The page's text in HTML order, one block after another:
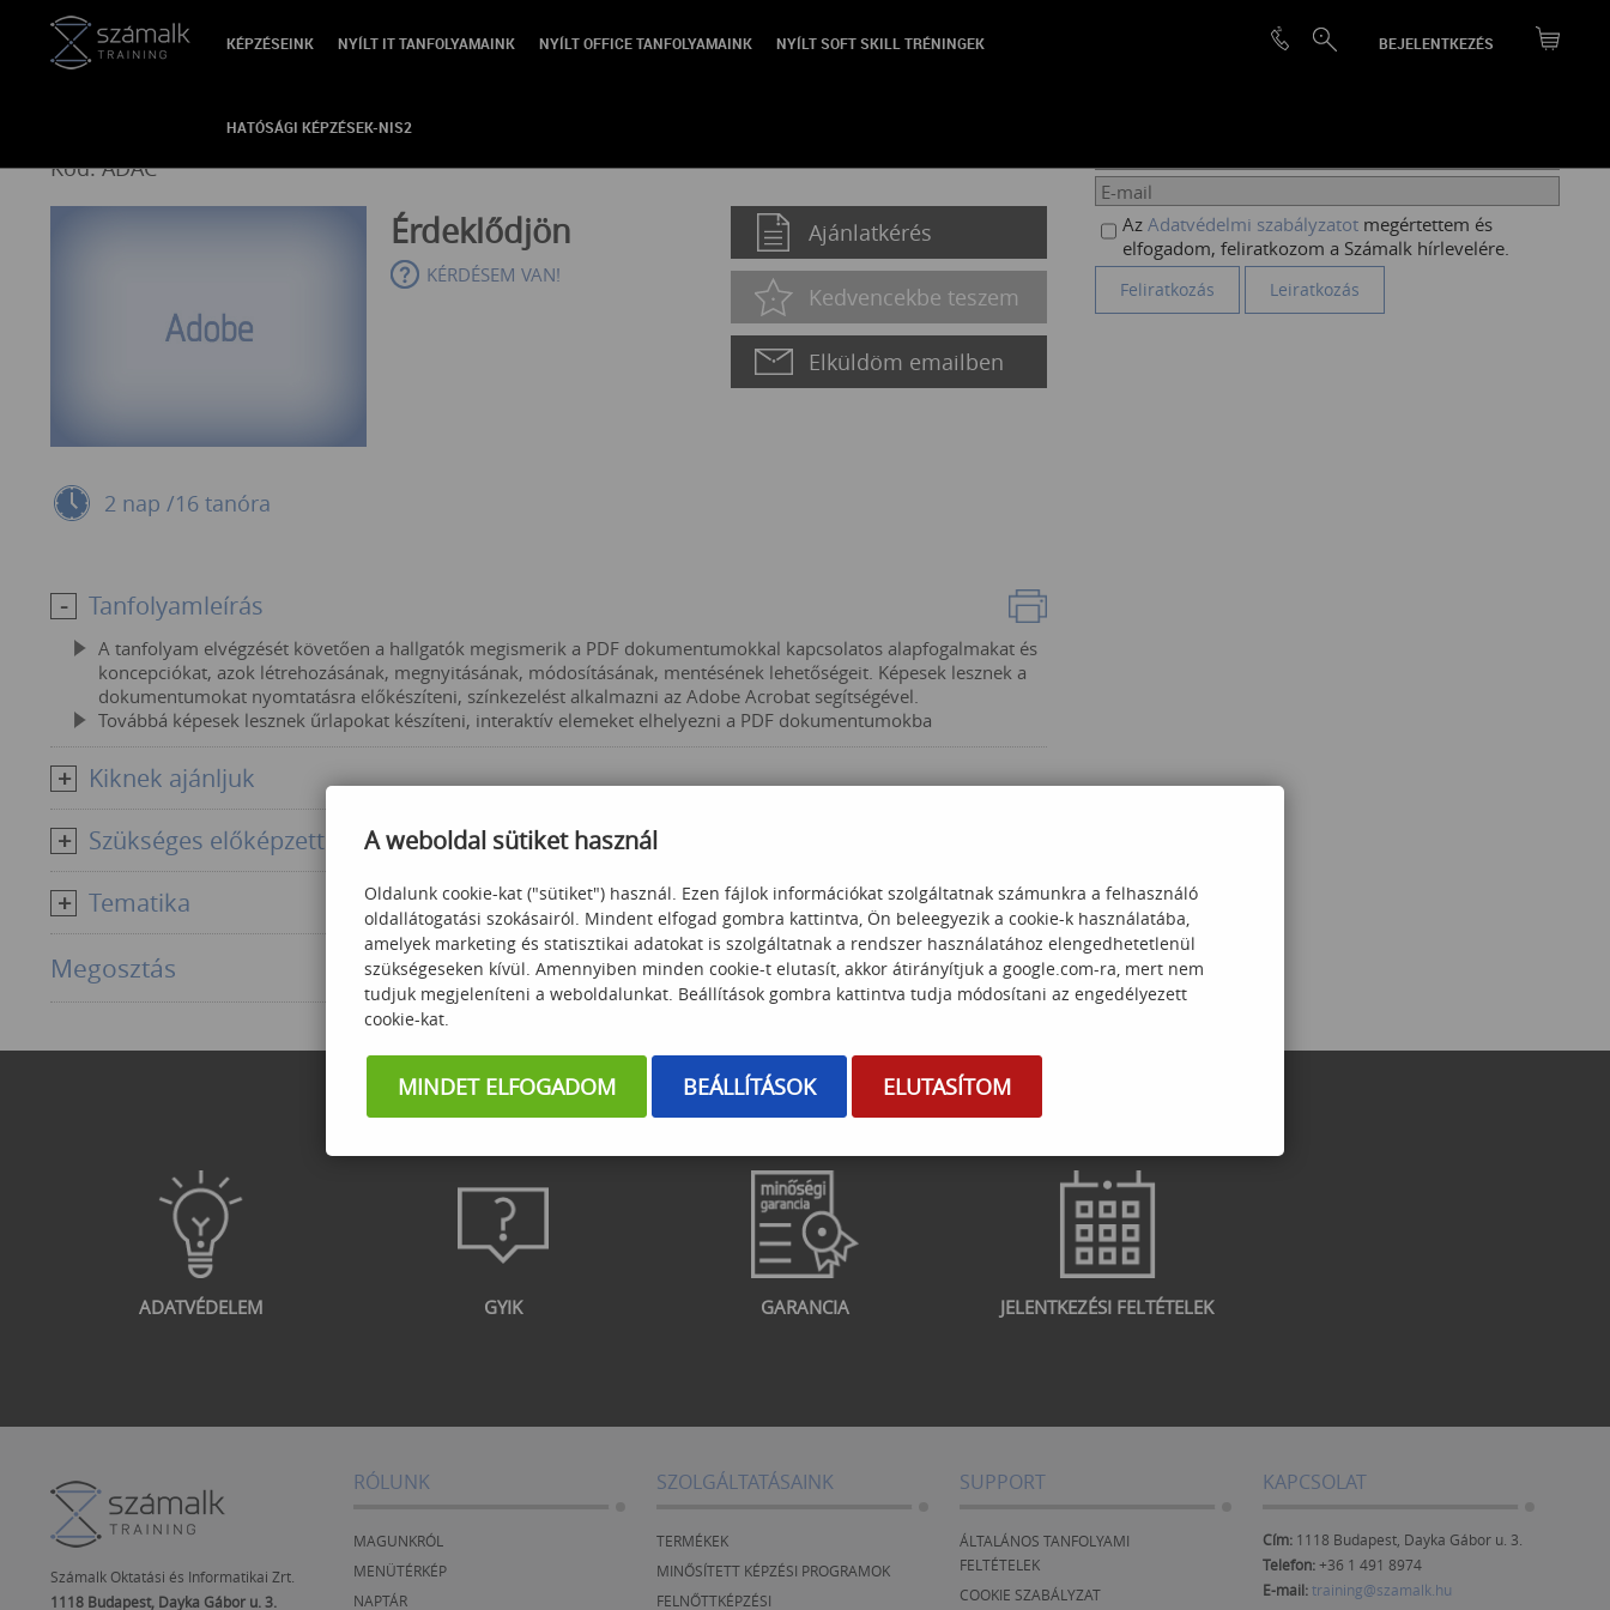
BEJELENTKEZÉS
KÉPZÉSEINK NYÍLT IT TANFOLYAMAINK NYÍLT OFFICE TANFOLYAMAINK NYÍLT SOFT SKILL TRÉNINGEK
HATÓSÁGI KÉPZÉSEK-NIS2
VISSZA
Adobe Acrobat felhasználóknak
Kód: ADAC
2 nap /16 tanóra
Érdeklődjön
KÉRDÉSEM VAN!
Ajánlatkérés
Kedvencekbe teszem
Elküldöm emailben
Tanfolyamleírás
A tanfolyam elvégzését követően a hallgatók megismerik a PDF dokumentumokkal kapcsolatos alapfogalmakat és
koncepciókat, azok létrehozásának, megnyitásának, módosításának, mentésének lehetőségeit. Képesek lesznek a
dokumentumokat nyomtatásra előkészíteni, színkezelést alkalmazni az Adobe Acrobat segítségével.
Továbbá képesek lesznek űrlapokat készíteni, interaktív elemeket elhelyezni a PDF dokumentumokba
Kiknek ajánljuk
Szükséges előképzettség
Tematika
Megosztás
Az Adatvédelmi szabályzatot megértettem és
elfogadom, feliratkozom a Számalk hírlevelére.
ADATVÉDELEM GYIK GARANCIA JELENTKEZÉSI FELTÉTELEK
Számalk Oktatási és Informatikai Zrt.
1118 Budapest, Dayka Gábor u. 3.
RÓLUNK
MAGUNKRÓL
MENÜTÉRKÉP
NAPTÁR
SZOLGÁLTATÁSAINK
TERMÉKEK
MINŐSÍTETT KÉPZÉSI PROGRAMOK
FELNŐTTKÉPZÉSI
SUPPORT
ÁLTALÁNOS TANFOLYAMI
FELTÉTELEK
COOKIE SZABÁLYZAT
KAPCSOLAT
Cím: 1118 Budapest, Dayka Gábor u. 3.
Telefon:+36 1 491 8974
E-mail:training@szamalk.hu
A weboldal sütiket használ
Oldalunk cookie-kat ("sütiket") használ. Ezen fájlok információkat szolgáltatnak számunkra a felhasználó
oldallátogatási szokásairól. Mindent elfogad gombra kattintva, Ön beleegyezik a cookie-k használatába,
amelyek marketing és statisztikai adatokat is szolgáltatnak a rendszer használatához elengedhetetlenül
szükségeseken kívül. Amennyiben minden cookie-t elutasít, akkor átirányítjuk a google.com-ra, mert nem
tudjuk megjeleníteni a weboldalunkat. Beállítások gombra kattintva tudja módosítani az engedélyezett
cookie-kat.
MINDET ELFOGADOM BEÁLLÍTÁSOK ELUTASÍTOM